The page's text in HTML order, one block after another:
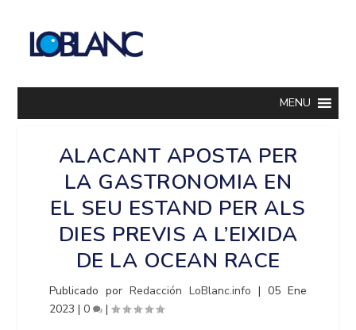
MENU
ALACANT APOSTA PER
LA GASTRONOMIA EN
EL SEU ESTAND PER ALS
DIES PREVIS A L’EIXIDA
DE LA OCEAN RACE
Publicado porRedacción LoBlanc.info | 05 Ene
2023 |0 |